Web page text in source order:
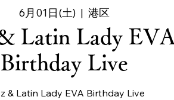
6月01日(土)
  |
港区
& Latin Lady EVA
Birthday Live
& Latin Lady EVA Birthday Live